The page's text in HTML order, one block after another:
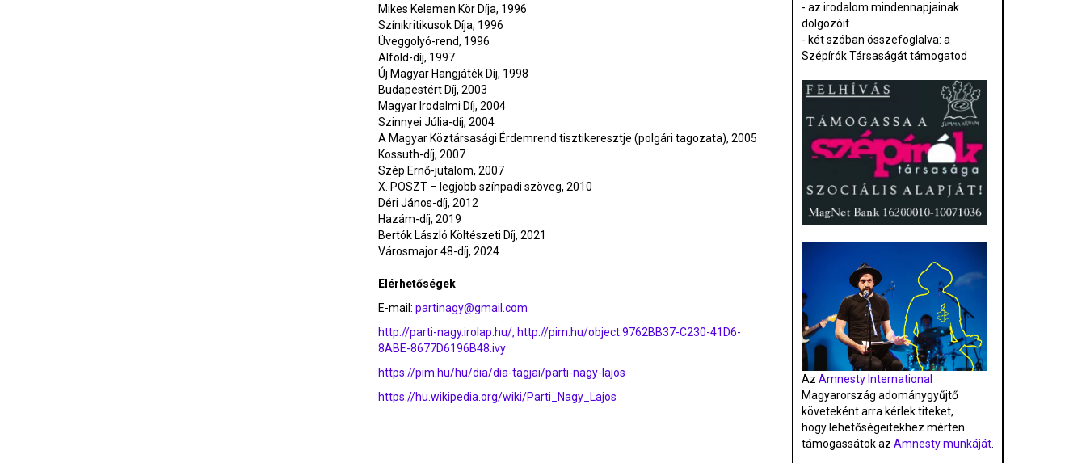
Mikes Kelemen Kör Díja, 1996
Színikritikusok Díja, 1996
Üveggolyó-rend, 1996
Alföld-díj, 1997
Új Magyar Hangjáték Díj, 1998
Budapestért Díj, 2003
Magyar Irodalmi Díj, 2004
Szinnyei Júlia-díj, 2004
A Magyar Köztársasági Érdemrend tisztikeresztje (polgári tagozata), 2005
Kossuth-díj, 2007
Szép Ernő-jutalom, 2007
X. POSZT – legjobb színpadi szöveg, 2010
Déri János-díj, 2012
Hazám-díj, 2019
Bertók László Költészeti Díj, 2021
Városmajor 48-díj, 2024
Elérhetőségek
E-mail: partinagy@gmail.com
http://parti-nagy.irolap.hu/, http://pim.hu/object.9762BB37-C230-41D6-
8ABE-8677D6196B48.ivy
https://pim.hu/hu/dia/dia-tagjai/parti-nagy-lajos
https://hu.wikipedia.org/wiki/Parti_Nagy_Lajos
- az irodalom mindennapjainak
dolgozóit
- két szóban összefoglalva: a
Szépírók Társaságát támogatod
Az Amnesty International
Magyarország adománygyűjtő
követeként arra kérlek titeket,
hogy lehetőségeitekhez mérten
támogassátok az Amnesty munkáját.